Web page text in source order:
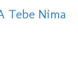
Tebe Nima